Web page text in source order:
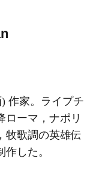
作家。ライプチ
ローマ，ナポリ
牧歌調の英雄伝
した。